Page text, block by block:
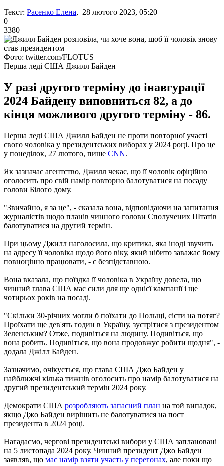
Текст: Расенко Елена, 28 лютого 2023, 05:20
0
3380
Фото: twitter.com/FLOTUS
Перша леді США Джилл Байден
У разі другого терміну до інавгурації
2024 Байдену виповниться 82, а до
кінця можливого другого терміну - 86.
Перша леді США Джилл Байден не проти повторної участі
свого чоловіка у президентських виборах у 2024 році. Про це
у понеділок, 27 лютого, пише CNN.
Як зазначає агентство, Джилл чекає, що її чоловік офіційно
оголосить про свій намір повторно балотуватися на посаду
голови Білого дому.
"Звичайно, я за це", - сказала вона, відповідаючи на запитання
журналістів щодо планів чинного голови Сполучених Штатів
балотуватися на другий термін.
При цьому Джилл наголосила, що критика, яка іноді звучить
на адресу її чоловіка щодо його віку, який нібито заважає йому
повноцінно працювати, - є безпідставною.
Вона вказала, що поїздка її чоловіка в Україну довела, що
чинний глава США має сили для ще однієї кампанії і ще
чотирьох років на посаді.
"Скільки 30-річних могли б поїхати до Польщі, сісти на потяг?
Проїхати ще дев'ять годин в Україну, зустрітися з президентом
Зеленським? Отже, подивіться на людину. Подивіться, що
вона робить. Подивіться, що вона продовжує робити щодня", -
додала Джілл Байден.
Зазначимо, очікується, що глава США Джо Байден у
найближчі кілька тижнів оголосить про намір балотуватися на
другий президентський термін 2024 року.
Демократи США розробляють запасний план на той випадок,
якщо Джо Байден вирішить не балотуватися на пост
президента в 2024 році.
Нагадаємо, чергові президентські вибори у США заплановані
на 5 листопада 2024 року. Чинний президент Джо Байден
заявляв, що має намір взяти участь у перегонах, але поки що